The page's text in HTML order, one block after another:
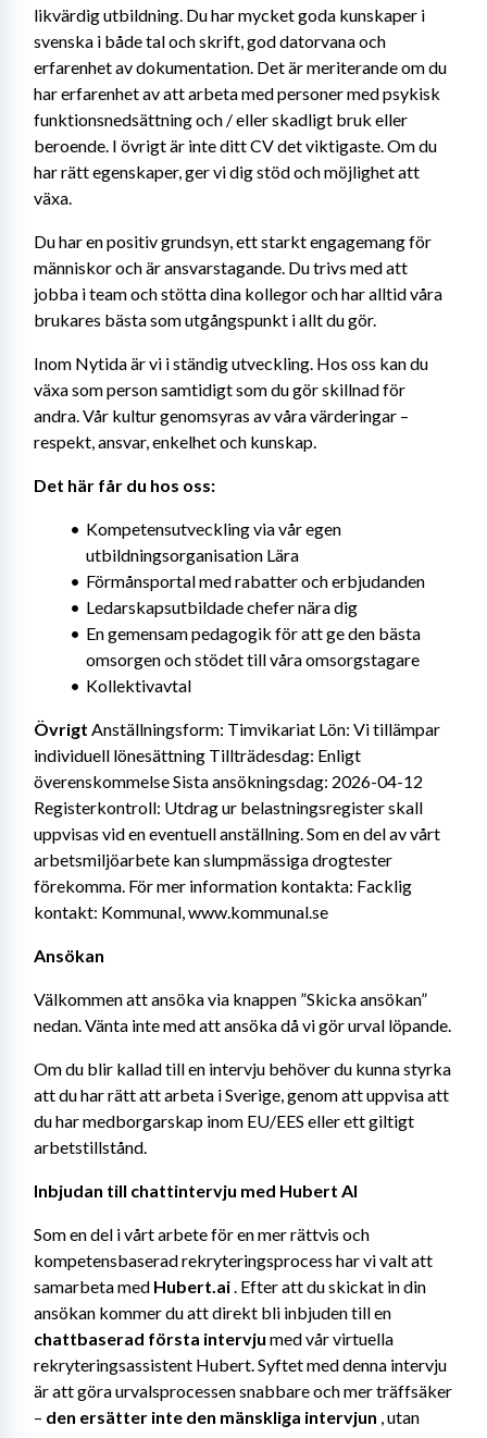
likvärdig utbildning. Du har mycket goda kunskaper i
svenska i både tal och skrift, god datorvana och
erfarenhet av dokumentation. Det är meriterande om du
har erfarenhet av att arbeta med personer med psykisk
funktionsnedsättning och / eller skadligt bruk eller
beroende. I övrigt är inte ditt CV det viktigaste. Om du
har rätt egenskaper, ger vi dig stöd och möjlighet att
växa.
Du har en positiv grundsyn, ett starkt engagemang för
människor och är ansvarstagande. Du trivs med att
jobba i team och stötta dina kollegor och har alltid våra
brukares bästa som utgångspunkt i allt du gör.
Inom Nytida är vi i ständig utveckling. Hos oss kan du
växa som person samtidigt som du gör skillnad för
andra. Vår kultur genomsyras av våra värderingar –
respekt, ansvar, enkelhet och kunskap.
Det här får du hos oss:
Kompetensutveckling via vår egen
utbildningsorganisation Lära
Förmånsportal med rabatter och erbjudanden
Ledarskapsutbildade chefer nära dig
En gemensam pedagogik för att ge den bästa
omsorgen och stödet till våra omsorgstagare
Kollektivavtal
Övrigt Anställningsform: Timvikariat Lön: Vi tillämpar
individuell lönesättning Tillträdesdag: Enligt
överenskommelse Sista ansökningsdag: 2026-04-12
Registerkontroll: Utdrag ur belastningsregister skall
uppvisas vid en eventuell anställning. Som en del av vårt
arbetsmiljöarbete kan slumpmässiga drogtester
förekomma. För mer information kontakta: Facklig
kontakt: Kommunal, www.kommunal.se
Ansökan
Välkommen att ansöka via knappen ”Skicka ansökan”
nedan. Vänta inte med att ansöka då vi gör urval löpande.
Om du blir kallad till en intervju behöver du kunna styrka
att du har rätt att arbeta i Sverige, genom att uppvisa att
du har medborgarskap inom EU/EES eller ett giltigt
arbetstillstånd.
Inbjudan till chattintervju med Hubert AI
Som en del i vårt arbete för en mer rättvis och
kompetensbaserad rekryteringsprocess har vi valt att
samarbeta med Hubert.ai . Efter att du skickat in din
chattbaserad första intervju med vår virtuella
rekryteringsassistent Hubert. Syftet med denna intervju
är att göra urvalsprocessen snabbare och mer träffsäker
– den ersätter inte den mänskliga intervjun , utan